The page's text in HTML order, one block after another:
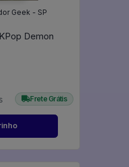
Geek - SP
Demon
Frete Grátis